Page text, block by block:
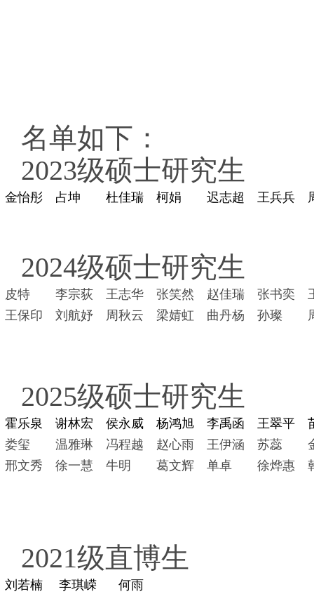
名单如下：
2023级硕士研究生
金怡彤 占坤 杜佳瑞 柯娟 迟志超 王兵兵
2024级硕士研究生
皮特 李宗荻 王志华 张笑然 赵佳瑞 张书奕
王保印
刘航妤 周秋云 梁婧虹 曲丹杨 孙璨
2025级硕士研究生
霍乐泉 谢林宏 侯永威 杨鸿旭 李禹函 王翠平
娄玺
温雅琳 冯程越 赵心雨 王伊涵 苏蕊
邢文秀
徐一慧 牛明 葛文辉 单卓 徐烨惠
2021级直博生
刘若楠 李琪嵘 何雨